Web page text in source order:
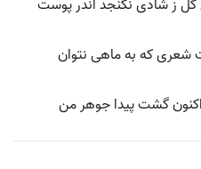
ز شادی نگنجد اندر پوست
که به ماهی نتوان
گشت پیدا جوهر من